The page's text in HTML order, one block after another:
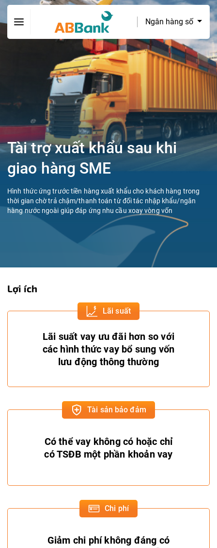
Ngân hàng số
Tài trợ xuất khẩu sau khi
giao hàng SME
Hình thức ứng trước tiền hàng xuất khẩu cho khách hàng trong
thời gian chờ trả chậm/thanh toán từ đối tác nhập khẩu/ngân
hàng nước ngoài giúp đáp ứng nhu cầu xoay vòng vốn
Lợi ích
Lãi suất
Lãi suất vay ưu đãi hơn so với
các hình thức vay bổ sung vốn
lưu động thông thường
Tài sản bảo đảm
Có thể vay không có hoặc chỉ
có TSĐB một phần khoản vay
Chi phí
Giảm chi phí không đáng có